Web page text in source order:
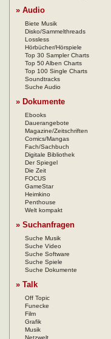
» Audio
Biete Musik
Disko/Sammelthreads
Lossless
Hörbücher/Hörspiele
Top 30 Sampler Charts
Top 50 Alben Charts
Top 100 Single Charts
Soundtracks
Suche Audio
» Dokumente
Ebooks
Dauerangebote
Magazine/Zeitschriften
Comics/Mangas
Fach/Sachbuch
Digitale Bibliothek
Der Spiegel
Die Zeit
FOCUS
GameStar
Heimkino
Penthouse
Welt kompakt
» Suchanfragen
Suche Musik
Suche Video
Suche Software
Suche Spiele
Suche Dokumente
» Talk
Off Topic
Funecke
Film
Grafik
Musik